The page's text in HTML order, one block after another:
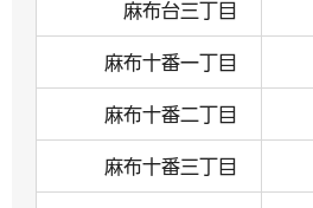
麻布台三丁目
麻布十番一丁目
麻布十番二丁目
麻布十番三丁目